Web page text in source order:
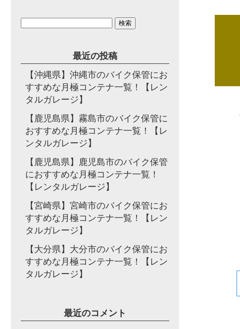
最近の投稿
【沖縄県】沖縄市のバイク保管にお
すすめな月極コンテナ一覧！【レン
タルガレージ】
【鹿児島県】霧島市のバイク保管に
おすすめな月極コンテナ一覧！【レ
ンタルガレージ】
【鹿児島県】鹿児島市のバイク保管
におすすめな月極コンテナ一覧！
【レンタルガレージ】
【宮崎県】宮崎市のバイク保管にお
すすめな月極コンテナ一覧！【レン
タルガレージ】
【大分県】大分市のバイク保管にお
すすめな月極コンテナ一覧！【レン
タルガレージ】
最近のコメント